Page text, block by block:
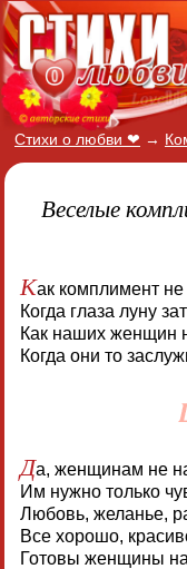
Стихи о любви ❤ →
Веселые
Как комплимент не
Когда глаза луну
Как наших женщин
Когда они то
Да, женщинам не
Им нужно только
Любовь, желанье,
Все хорошо,
Готовы женщины